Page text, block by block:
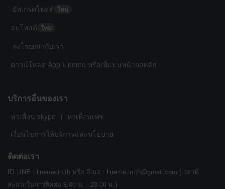
อัพเกรดโพสต์ ใหม่
ลบโพสต์ ใหม่
ลงโฆษณากับเรา
ดาวน์โหลด App Lineme หรือเพิ่มบนหน้าจอหลัก
บริการอื่นของเรา
หาเพื่อน skype |
หาเพื่อนเฟซ
เงื่อนไขการให้บริการและนโยบาย
ติดต่อเรา
ID LINE : lineme.in.th หรือ อีเมล : lineme.in.th@gmail.com (เวลาที่
สะดวกในการติดต่อ 8.00 น. - 23.00 น.)